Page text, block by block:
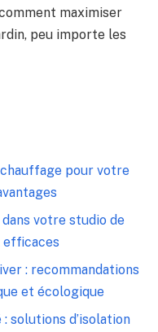
maximiser
⁣peu importe les
⁢pour votre
dans⁣ votre studio de
efficaces
: recommandations
et écologique
solutions ‍d’isolation